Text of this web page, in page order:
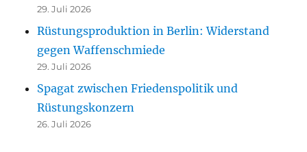
29. Juli 2026
Rüstungsproduktion in Berlin: Widerstand
gegen Waffenschmiede
29. Juli 2026
Spagat zwischen Friedenspolitik und
Rüstungskonzern
26. Juli 2026